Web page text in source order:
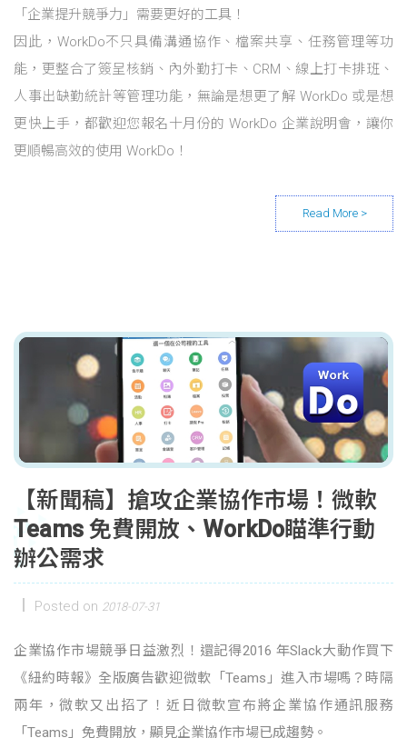
「企業提升競爭力」需要更好的工具！
因此，WorkDo不只具備溝通協作、檔案共享、任務管理等功
能，更整合了簽呈核銷、內外勤打卡、CRM、線上打卡排班、
人事出缺勤統計等管理功能，無論是想更了解 WorkDo 或是想
更快上手，都歡迎您報名十月份的 WorkDo 企業說明會，讓你
更順暢高效的使用 WorkDo！
【新聞稿】搶攻企業協作市場！微軟
Teams 免費開放、WorkDo瞄準行動
辦公需求
Posted on 2018-07-31
企業協作市場競爭日益激烈！還記得2016 年Slack大動作買下
《紐約時報》全版廣告歡迎微軟「Teams」進入市場嗎？時隔
兩年，微軟又出招了！近日微軟宣布將企業協作通訊服務
「Teams」免費開放，顯見企業協作市場已成趨勢。